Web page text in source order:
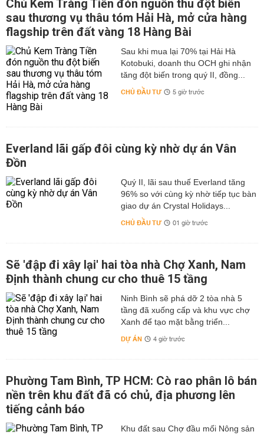
Chủ Kem Tràng Tiền đón nguồn thu đột biến
sau thương vụ thâu tóm Hải Hà, mở cửa hàng
flagship trên đất vàng 18 Hàng Bài
Sau khi mua lại 70% tại Hải Hà
Kotobuki, doanh thu OCH ghi nhận
tăng đột biến trong quý II, đồng...
CHỦ ĐẦU TƯ 5 giờ trước
Everland lãi gấp đôi cùng kỳ nhờ dự án Vân
Đồn
Quý II, lãi sau thuế Everland tăng
96% so với cùng kỳ nhờ tiếp tục bàn
giao dự án Crystal Holidays...
CHỦ ĐẦU TƯ 01 giờ trước
Sẽ 'đập đi xây lại' hai tòa nhà Chợ Xanh, Nam
Định thành chung cư cho thuê 15 tầng
Ninh Bình sẽ phá dỡ 2 tòa nhà 5
tầng đã xuống cấp và khu vực chợ
Xanh để tạo mặt bằng triển...
DỰ ÁN 4 giờ trước
Phường Tam Bình, TP HCM: Cò rao phân lô bán
nền trên khu đất đã có chủ, địa phương lên
tiếng cảnh báo
Khu đất sau Chợ đầu mối Nông sản